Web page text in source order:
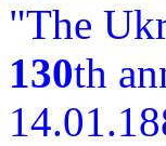
"The
130th